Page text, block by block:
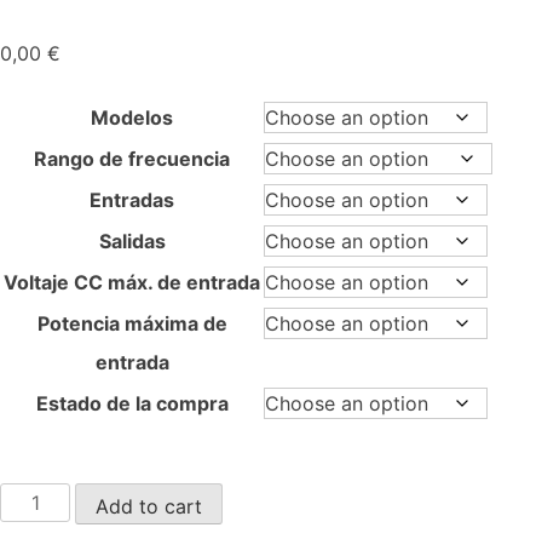
0,00 €
Modelos
Rango de frecuencia
Entradas
Salidas
Voltaje CC máx. de entrada
Potencia máxima de
entrada
Estado de la compra
SSM5000A
quantity
Add to cart